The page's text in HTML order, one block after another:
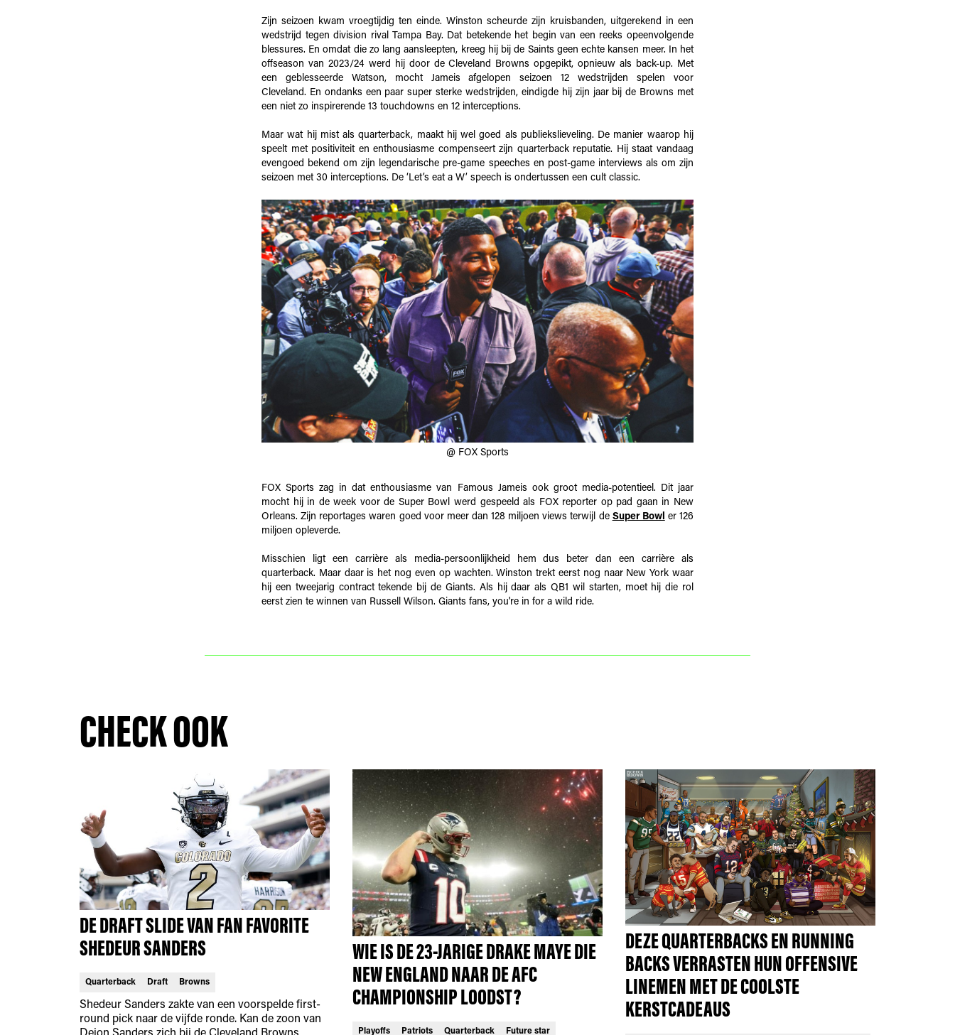
Zijn seizoen kwam vroegtijdig ten einde. Winston scheurde zijn kruisbanden, uitgerekend in een
wedstrijd tegen division rival Tampa Bay. Dat betekende het begin van een reeks opeenvolgende
blessures. En omdat die zo lang aansleepten, kreeg hij bij de Saints geen echte kansen meer. In het
offseason van 2023/24 werd hij door de Cleveland Browns opgepikt, opnieuw als back-up. Met
een geblesseerde Watson, mocht Jameis afgelopen seizoen 12 wedstrijden spelen voor
Cleveland. En ondanks een paar super sterke wedstrijden, eindigde hij zijn jaar bij de Browns met
een niet zo inspirerende 13 touchdowns en 12 interceptions.
Maar wat hij mist als quarterback, maakt hij wel goed als publiekslieveling. De manier waarop hij
speelt met positiviteit en enthousiasme compenseert zijn quarterback reputatie. Hij staat vandaag
evengoed bekend om zijn legendarische pre-game speeches en post-game interviews als om zijn
seizoen met 30 interceptions. De ‘Let’s eat a W’ speech is ondertussen een cult classic.
@ FOX Sports
FOX Sports zag in dat enthousiasme van Famous Jameis ook groot media-potentieel. Dit jaar
mocht hij in de week voor de Super Bowl werd gespeeld als FOX reporter op pad gaan in New
Orleans. Zijn reportages waren goed voor meer dan 128 miljoen views terwijl de Super Bowl er 126
miljoen opleverde.
Misschien ligt een carrière als media-persoonlijkheid hem dus beter dan een carrière als
quarterback. Maar daar is het nog even op wachten. Winston trekt eerst nog naar New York waar
hij een tweejarig contract tekende bij de Giants. Als hij daar als QB1 wil starten, moet hij die rol
eerst zien te winnen van Russell Wilson. Giants fans, you're in for a wild ride.
CHECK OOK
DE DRAFT SLIDE VAN FAN FAVORITE
SHEDEUR SANDERS
Quarterback Draft Browns
Shedeur Sanders zakte van een voorspelde first-
round pick naar de vijfde ronde. Kan de zoon van
WIE IS DE 23-JARIGE DRAKE MAYE DIE
NEW ENGLAND NAAR DE AFC
CHAMPIONSHIP LOODST?
Playoffs Patriots Quarterback Future star
DEZE QUARTERBACKS EN RUNNING
BACKS VERRASTEN HUN OFFENSIVE
LINEMEN MET DE COOLSTE
KERSTCADEAUS